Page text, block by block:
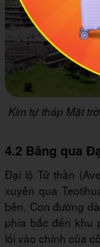
Kim tự tháp Mặt
4.2 Băng qua
Đại lộ Tử thần
xuyên qua
bên. Con đường
phía bắc đến khu
lối vào chính của